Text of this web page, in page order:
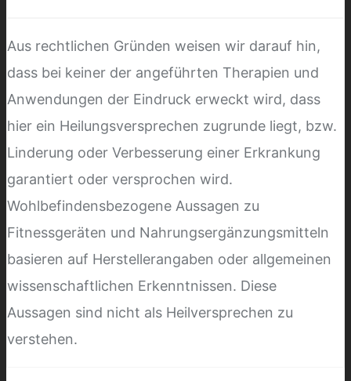
Aus rechtlichen Gründen weisen wir darauf hin,
dass bei keiner der angeführten Therapien und
Anwendungen der Eindruck erweckt wird, dass
hier ein Heilungsversprechen zugrunde liegt, bzw.
Linderung oder Verbesserung einer Erkrankung
garantiert oder versprochen wird.
Wohlbefindensbezogene Aussagen zu
Fitnessgeräten und Nahrungsergänzungsmitteln
basieren auf Herstellerangaben oder allgemeinen
wissenschaftlichen Erkenntnissen. Diese
Aussagen sind nicht als Heilversprechen zu
verstehen.